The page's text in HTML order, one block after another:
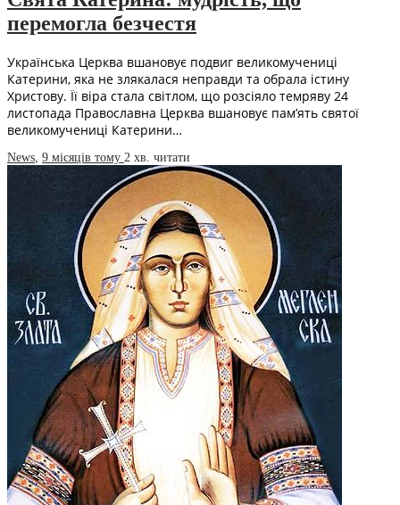
перемогла безчестя
Українська Церква вшановує подвиг великомучениці
Катерини, яка не злякалася неправди та обрала істину
Христову. Її віра стала світлом, що розсіяло темряву 24
листопада Православна Церква вшановує пам’ять святої
великомучениці Катерини…
News 9 місяців тому 2 хв. читати